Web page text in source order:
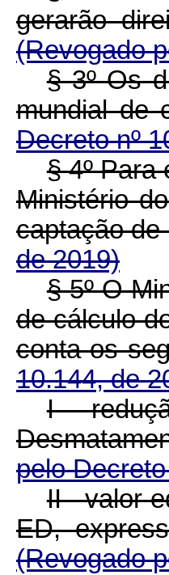
gerarão
(Revogado
§ 3º Os
mundial
Decreto nº
§ 4º
Ministério
captação
de 2019)
§ 5º O
de cálculo
conta os
10.144, de
I -
pelo
II - valor
ED,
(Revogado